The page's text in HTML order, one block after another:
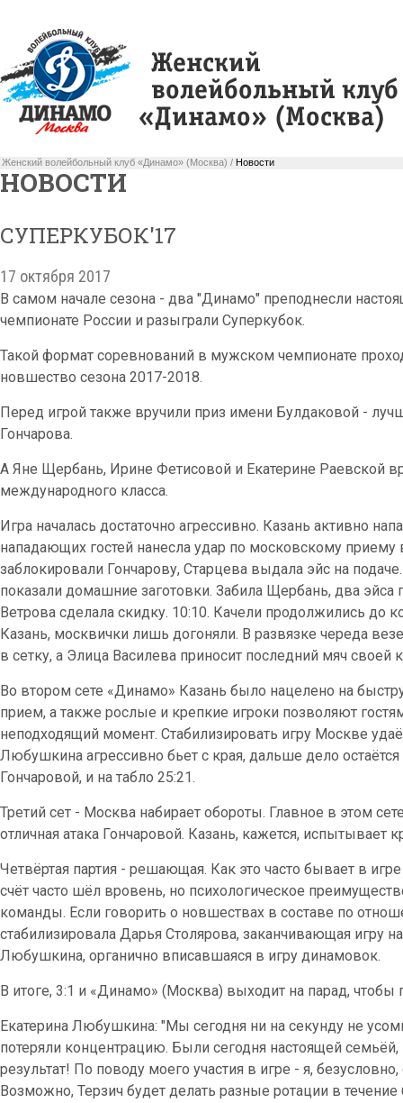
Женский волейбольный клуб «Динамо» (Москва) / Новости
НОВОСТИ
СУПЕРКУБОК'17
17 октября 2017
В самом начале сезона - два "Динамо" преподнесли
чемпионате России и разыграли Суперкубок.
Такой формат соревнований в мужском чемпионате
новшество сезона 2017-2018.
Перед игрой также вручили приз имени Булдаковой -
Гончарова.
А Яне Щербань, Ирине Фетисовой и Екатерине Раевской
международного класса.
Игра началась достаточно агрессивно. Казань активно
нападающих гостей нанесла удар по московскому
заблокировали Гончарову, Старцева выдала эйс на
показали домашние заготовки. Забила Щербань, два эйса
Ветрова сделала скидку. 10:10. Качели продолжились до
Казань, москвички лишь догоняли. В развязке череда
в сетку, а Элица Василева приносит последний мяч своей
Во втором сете «Динамо» Казань было нацелено на
прием, а также рослые и крепкие игроки позволяют
неподходящий момент. Стабилизировать игру Москве
Любушкина агрессивно бьет с края, дальше дело
Гончаровой, и на табло 25:21.
Третий сет - Москва набирает обороты. Главное в этом
отличная атака Гончаровой. Казань, кажется, испытывает
Четвёртая партия - решающая. Как это часто бывает в
счёт часто шёл вровень, но психологическое
команды. Если говорить о новшествах в составе по
стабилизировала Дарья Столярова, заканчивающая игру
Любушкина, органично вписавшаяся в игру динамовок.
В итоге, 3:1 и «Динамо» (Москва) выходит на парад, чтобы
Екатерина Любушкина: "Мы сегодня ни на секунду не
потеряли концентрацию. Были сегодня настоящей
результат! По поводу моего участия в игре - я,
Возможно, Терзич будет делать разные ротации в